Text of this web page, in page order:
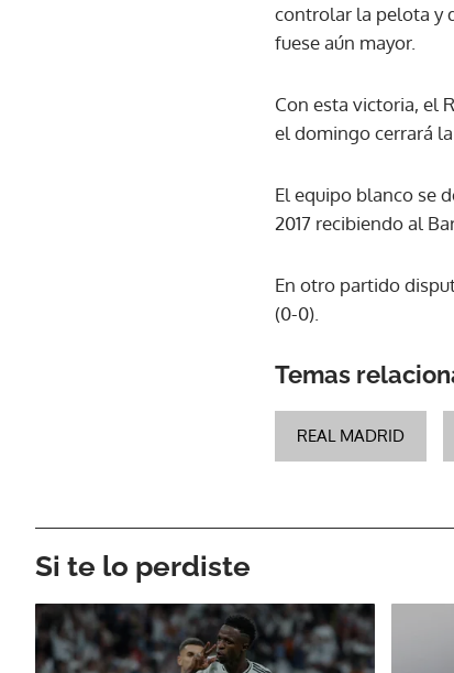
controlar la pelota y
fuese aún mayor.
Con esta victoria, el
el domingo cerrará
El equipo blanco se
2017 recibiendo al
En otro partido
(0-0).
Temas
REAL MADRID
Si te lo perdiste